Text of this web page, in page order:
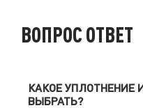
ВОПРОС ОТВЕТ
КАКОЕ УПЛОТНЕНИЕ
ВЫБРАТЬ?